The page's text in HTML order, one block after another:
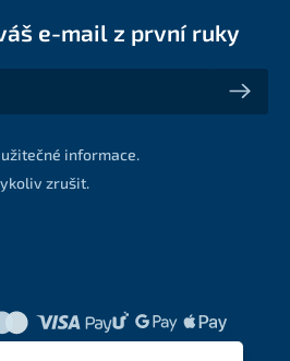
e-mail z první ruky
z první ruky
informace.
zrušit.